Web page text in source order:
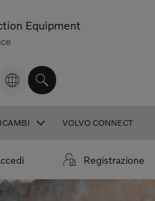
Equipment
VOLVO CONNECT
Registrazione